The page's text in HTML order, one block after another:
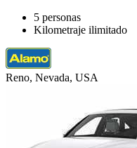
5 personas
Kilometraje ilimitado
Reno, Nevada, USA